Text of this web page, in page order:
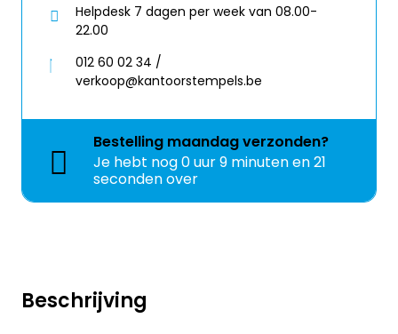
Beschrijving
Helpdesk 7 dagen per week van 08.00-
22.00
012 60 02 34 /
verkoop@kantoorstempels.be
Bestelling maandagverzonden?
Je hebt nog0 uur 9 minuten en 21
seconden over